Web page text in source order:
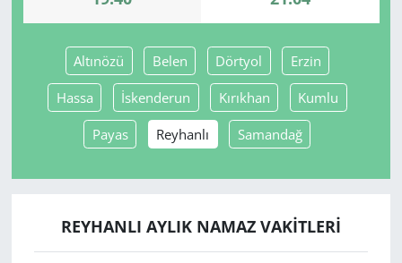
Altınözü Belen Dörtyol Erzin
Hassa İskenderun Kırıkhan Kumlu
Payas Reyhanlı Samandağ
REYHANLI AYLIK NAMAZ VAKITLERI